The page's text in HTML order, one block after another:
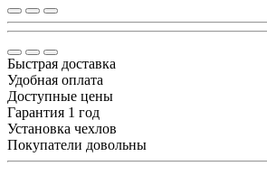
Быстрая доставка
Удобная оплата
Доступные цены
Гарантия 1 год
Установка чехлов
Покупатели довольны